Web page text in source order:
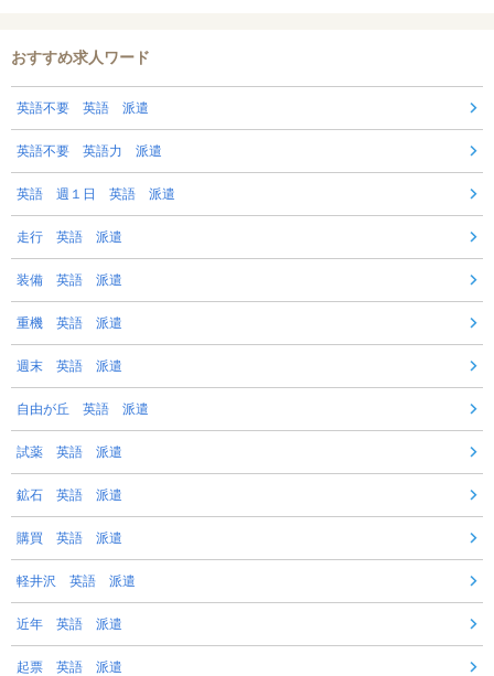
おすすめ求人ワード
英語不要 英語 派遣
英語不要 英語力 派遣
英語 週１日 英語 派遣
走行 英語 派遣
装備 英語 派遣
重機 英語 派遣
週末 英語 派遣
自由が丘 英語 派遣
試薬 英語 派遣
鉱石 英語 派遣
購買 英語 派遣
軽井沢 英語 派遣
近年 英語 派遣
起票 英語 派遣